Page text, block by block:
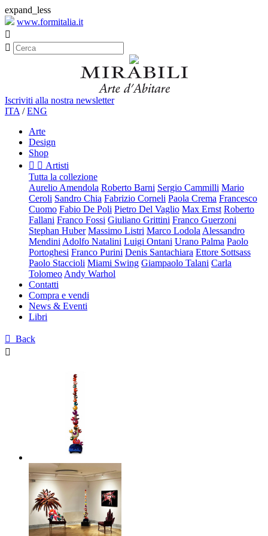
expand_less
www.formitalia.it


Iscriviti alla nostra newsletter
ITA /ENG
Arte
Design
Shop
  Artisti
Tutta la collezione
Aurelio Amendola Roberto Barni Sergio Cammilli Mario
Ceroli Sandro Chia Fabrizio Corneli Paola Crema Francesco
Cuomo Fabio De Poli Pietro Del Vaglio Max Ernst Roberto
Fallani Franco Fossi Giuliano Grittini Franco Guerzoni
Stephan Huber Massimo Listri Marco Lodola Alessandro
Mendini Adolfo Natalini Luigi Ontani Urano Palma Paolo
Portoghesi Franco Purini Denis Santachiara Ettore Sottsass
Paolo Staccioli Miami Swing Giampaolo Talani Carla
Tolomeo Andy Warhol
Contatti
Compra e vendi
News & Eventi
Libri
 Back
